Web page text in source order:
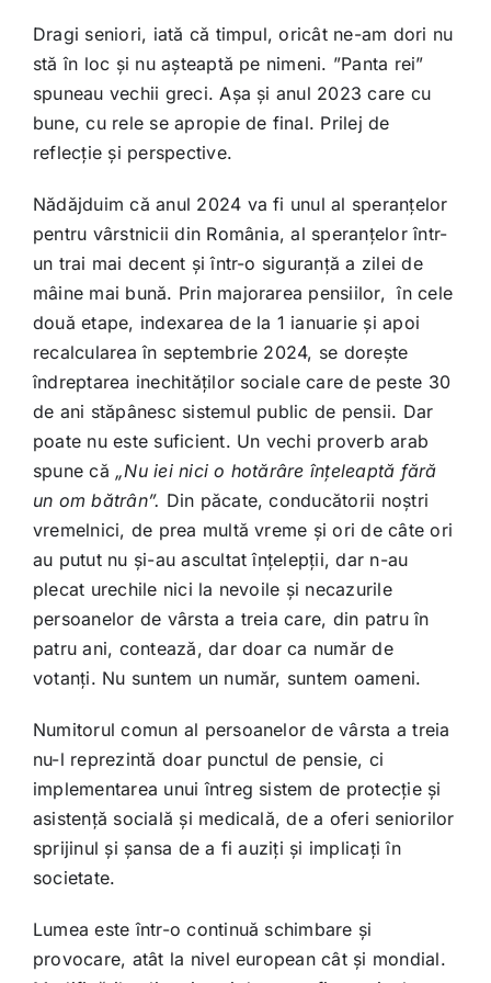
Dragi seniori, iată că timpul, oricât ne-am dori nu
stă în loc și nu așteaptă pe nimeni. ”Panta rei”
spuneau vechii greci. Așa și anul 2023 care cu
bune, cu rele se apropie de final. Prilej de
reflecție și perspective.
Nădăjduim că anul 2024 va fi unul al speranțelor
pentru vârstnicii din România, al speranțelor într-
un trai mai decent și într-o siguranță a zilei de
mâine mai bună. Prin majorarea pensiilor, în cele
două etape, indexarea de la 1 ianuarie și apoi
recalcularea în septembrie 2024, se dorește
îndreptarea inechităților sociale care de peste 30
de ani stăpânesc sistemul public de pensii. Dar
poate nu este suficient. Un vechi proverb arab
spune că „Nu iei nici o hotărâre înțeleaptă fără
un om bătrân”. Din păcate, conducătorii noștri
vremelnici, de prea multă vreme și ori de câte ori
au putut nu și-au ascultat înțelepții, dar n-au
plecat urechile nici la nevoile și necazurile
persoanelor de vârsta a treia care, din patru în
patru ani, contează, dar doar ca număr de
votanți. Nu suntem un număr, suntem oameni.
Numitorul comun al persoanelor de vârsta a treia
nu-l reprezintă doar punctul de pensie, ci
implementarea unui întreg sistem de protecție și
asistență socială și medicală, de a oferi seniorilor
sprijinul și șansa de a fi auziți și implicați în
societate.
Lumea este într-o continuă schimbare și
provocare, atât la nivel european cât și mondial.